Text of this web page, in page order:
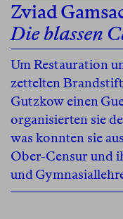
Zviad
Die blassen
Um Restauration
zettelten
Gutzkow einen
organisierten sie
was konnten sie
Ober-Censur und
und